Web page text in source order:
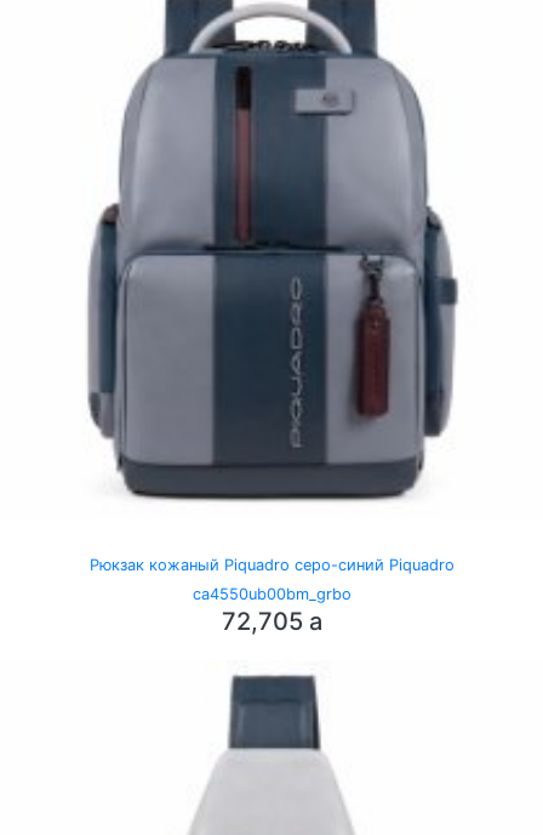
Рюкзак кожаный Piquadro серо-синий Piquadro
ca4550ub00bm_grbo
72,705 a